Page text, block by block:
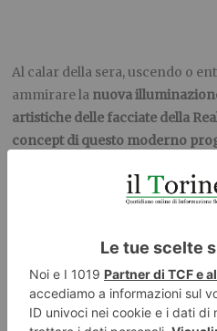
Al calar della sera, uscendo o
ammirare la nuova
artistiche delle facciate della
concept di questo moderno
della società,
rinnovamento di questa grande
energie nel circo
Scuola di Circo e facendola
più rinomate al mondo.